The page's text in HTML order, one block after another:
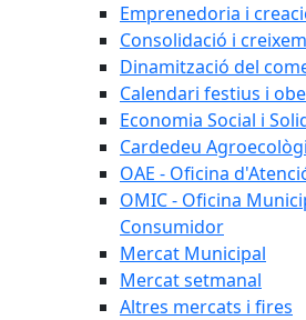
Emprenedoria i
Consolidació i
Dinamització del
Calendari festius i
Economia Social i
Cardedeu
OAE - Oficina
OMIC - Oficina
Consumidor
Mercat Municipal
Mercat setmanal
Altres mercats i fires